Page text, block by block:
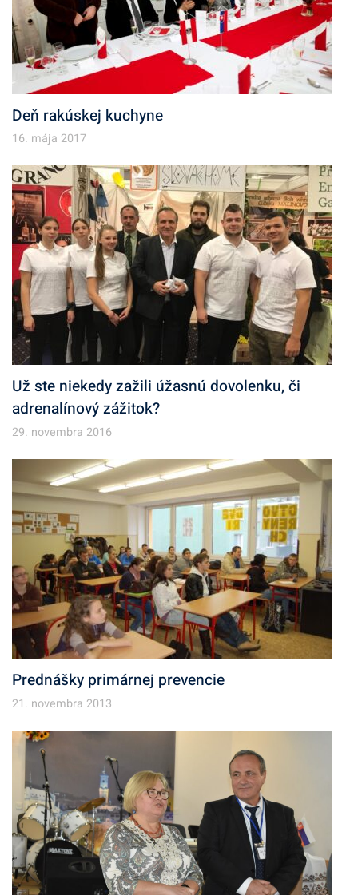
Deň rakúskej kuchyne
16. mája 2017
Už ste niekedy zažili úžasnú dovolenku, či
adrenalínový zážitok?
29. novembra 2016
Prednášky primárnej prevencie
21. novembra 2013